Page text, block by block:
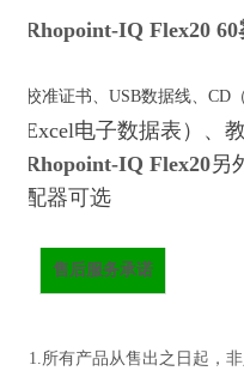
Rhopoint-IQ Flex20
校准证书、USB数据线、CD
Excel电子数据表）、
Rhopoint-IQ Flex20另
配器可选
售后服务承诺
1.所有产品从售出之日起，